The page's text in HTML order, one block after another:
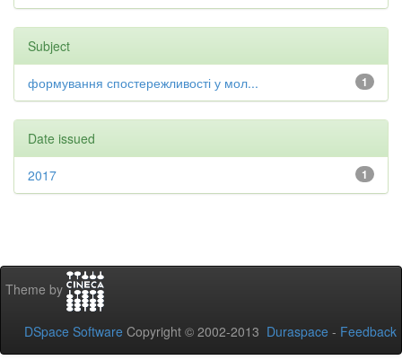
Subject
1
формування спостережливості у мол...
Date issued
1
2017
Theme by
DSpace Software Copyright © 2002-2013 Duraspace - Feedback